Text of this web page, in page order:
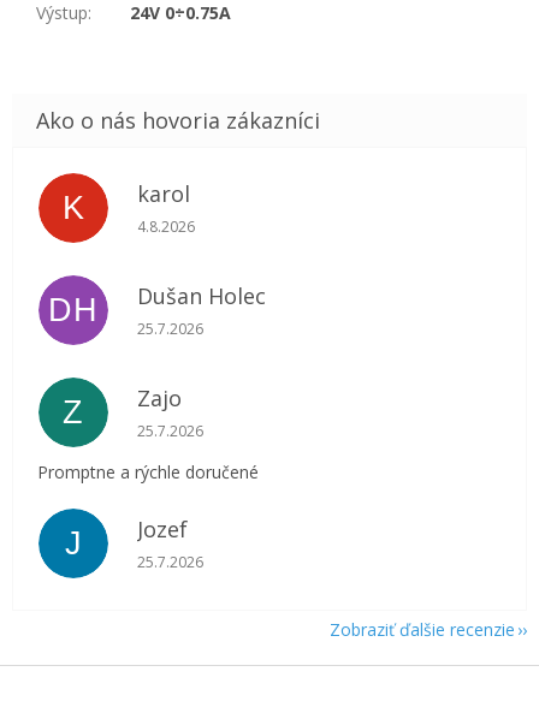
Výstup: 24V 0÷0.75A
K karol
Hodnotenie obchodu je 5 z 5 hviezdičiek.
4.8.2026
DH Dušan Holec
Hodnotenie obchodu je 5 z 5 hviezdičiek.
25.7.2026
Z Zajo
Hodnotenie obchodu je 5 z 5 hviezdičiek.
25.7.2026
Promptne a rýchle doručené
J Jozef
Hodnotenie obchodu je 5 z 5 hviezdičiek.
25.7.2026
Zobraziť ďalšie recenzie
Z